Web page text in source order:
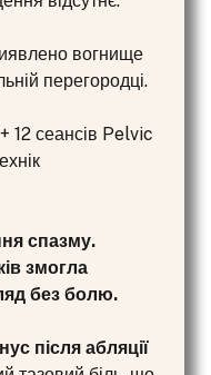
вогнище
перегородці.
12 сеансів Pelvic
спазму.
змогла
без болю.
після абляції